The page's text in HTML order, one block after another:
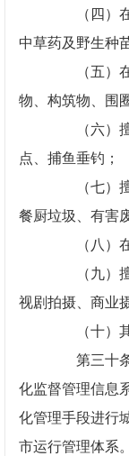
（四）在
中草药及野生种
（五）在
物、构筑物、围
（六）擅
点、捕鱼垂钓；
（七）擅
餐厨垃圾、有害
（八）在
（九）擅
视剧拍摄、商业
（十）其
第三十条
化监督管理信息
化管理手段进行
市运行管理体系。